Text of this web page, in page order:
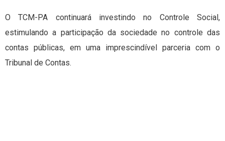
O TCM-PA continuará investindo no Controle Social,
estimulando a participação da sociedade no controle das
contas públicas, em uma imprescindível parceria com o
Tribunal de Contas.